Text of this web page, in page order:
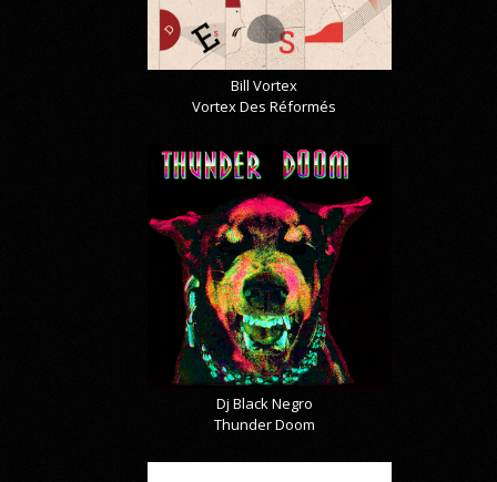
Bill Vortex
Vortex Des Réformés
Dj Black Negro
Thunder Doom